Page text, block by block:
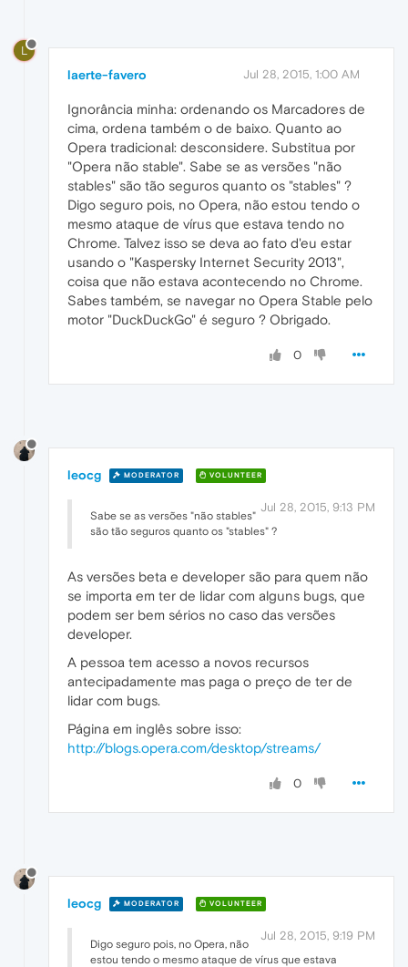
L
laerte-favero Jul 28, 2015, 1:00 AM
Ignorância minha: ordenando os Marcadores de
cima, ordena também o de baixo. Quanto ao
Opera tradicional: desconsidere. Substitua por
"Opera não stable". Sabe se as versões "não
stables" são tão seguros quanto os "stables" ?
Digo seguro pois, no Opera, não estou tendo o
mesmo ataque de vírus que estava tendo no
Chrome. Talvez isso se deva ao fato d'eu estar
usando o "Kaspersky Internet Security 2013",
coisa que não estava acontecendo no Chrome.
Sabes também, se navegar no Opera Stable pelo
motor "DuckDuckGo" é seguro ? Obrigado.
0
leocg MODERATOR VOLUNTEER
Jul 28, 2015, 9:13 PM
Sabe se as versões "não stables"
são tão seguros quanto os "stables" ?
As versões beta e developer são para quem não
se importa em ter de lidar com alguns bugs, que
podem ser bem sérios no caso das versões
developer.
A pessoa tem acesso a novos recursos
antecipadamente mas paga o preço de ter de
lidar com bugs.
Página em inglês sobre isso:
http://blogs.opera.com/desktop/streams/
0
leocg MODERATOR VOLUNTEER
Jul 28, 2015, 9:19 PM
Digo seguro pois, no Opera, não
estou tendo o mesmo ataque de vírus que estava